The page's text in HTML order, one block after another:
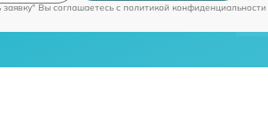
Вы соглашаетесь c политикой конфиденциальности